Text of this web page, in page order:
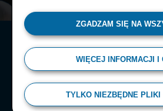
© 2026 Almette
Polityka prywatności
ZGADZAM SIĘ NA
WIĘCEJ INFORMACJI I
TYLKO NIEZBĘDNE PLIKI